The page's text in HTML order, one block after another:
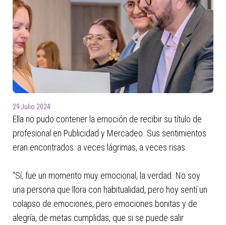
29 Julio 2024
Ella no pudo contener la emoción de recibir su título de
profesional en Publicidad y Mercadeo. Sus sentimientos
eran encontrados: a veces lágrimas, a veces risas.
“Sí, fue un momento muy emocional, la verdad. No soy
una persona que llora con habitualidad, pero hoy sentí un
colapso de emociones, pero emociones bonitas y de
alegría, de metas cumplidas, que si se puede salir